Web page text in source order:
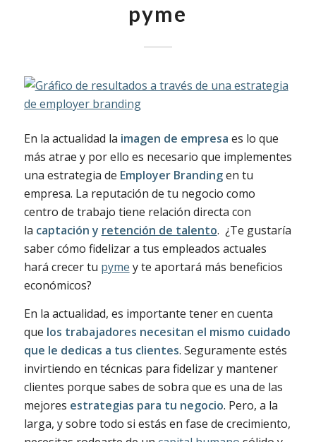
pyme
En la actualidad la imagen de empresa es lo que
más atrae y por ello es necesario que implementes
una estrategia de Employer Brandingen tu
empresa. La reputación de tu negocio como
centro de trabajo tiene relación directa con
la captación y retención de talento. ¿Te gustaría
saber cómo fidelizar a tus empleados actuales
hará crecer tu pyme y te aportará más beneficios
económicos?
En la actualidad, es importante tener en cuenta
que los trabajadores necesitan el mismo cuidado
que le dedicas a tus clientes. Seguramente estés
invirtiendo en técnicas para fidelizar y mantener
clientes porque sabes de sobra que es una de las
mejores estrategias para tu negocio. Pero, a la
larga, y sobre todo si estás en fase de crecimiento,